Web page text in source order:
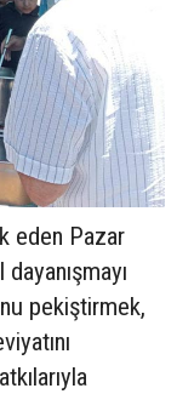
eden Pazar
pekiştirmek,